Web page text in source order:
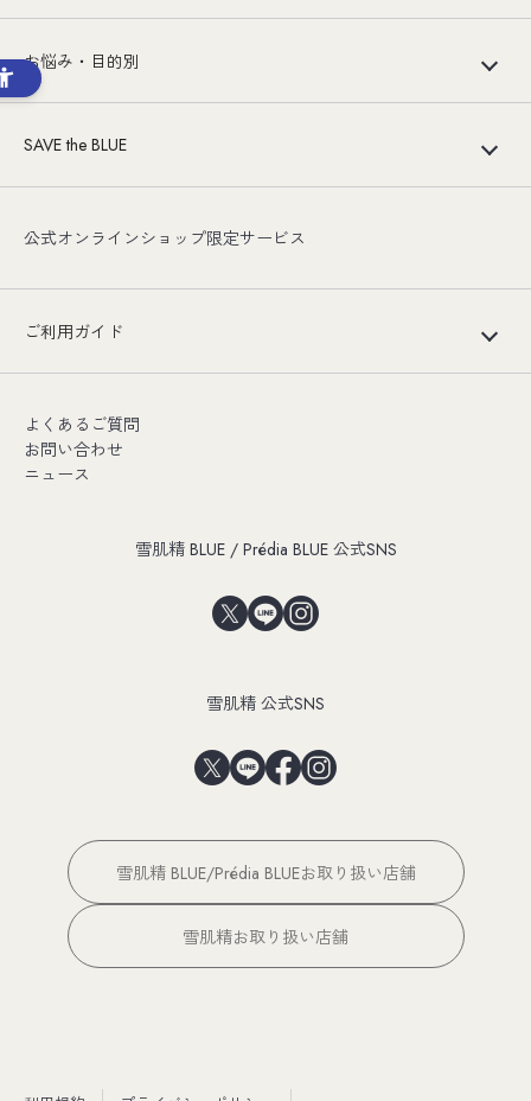
お悩み・目的別
SAVE the BLUE
公式オンラインショップ限定サービス
ご利用ガイド
よくあるご質問
お問い合わせ
ニュース
雪肌精 BLUE / Prédia BLUE 公式SNS
雪肌精 公式SNS
雪肌精 BLUE/Prédia BLUEお取り扱い店舗
雪肌精お取り扱い店舗